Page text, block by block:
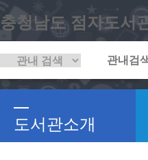
충청남도 점자도서
도서관소개